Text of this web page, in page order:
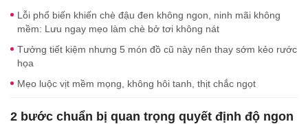
Lỗi phổ biến khiến chè đậu đen không ngon, ninh mãi không
mềm: Lưu ngay mẹo làm chè bở tơi không nát
Tưởng tiết kiệm nhưng 5 món đồ cũ này nên thay sớm kẻo rước
họa
Mẹo luộc vịt mềm mọng, không hôi tanh, thịt chắc ngọt
2 bước chuẩn bị quan trọng quyết định độ ngon